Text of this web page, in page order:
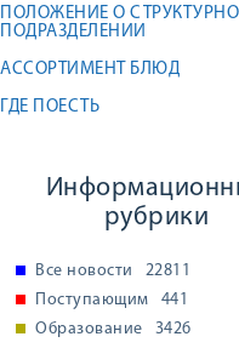
ПОЛОЖЕНИЕ О
ПОДРАЗДЕЛЕНИИ
АССОРТИМЕНТ БЛЮД
ГДЕ ПОЕСТЬ
рубрики
Все новости
22811
Поступающим
441
Образование
3426